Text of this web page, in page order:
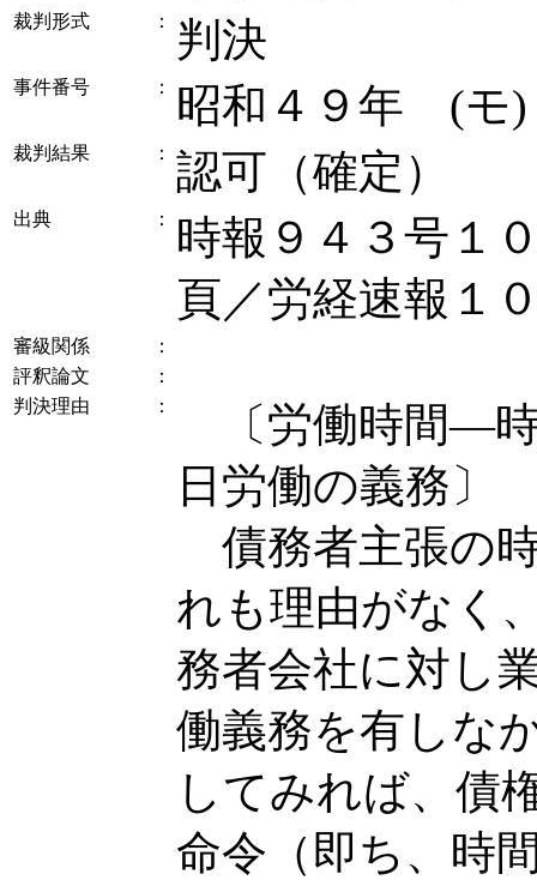
裁判形式 ： 判決
事件番号 ： 昭和４９年 (
裁判結果 ： 認可（確定）
出典 ：
時報９４３号１
頁／労経速報１
審級関係
：
評釈論文
：
判決理由
：
〔労働時間―
日労働の義務〕
債務者主張の
れも理由がなく
務者会社に対し
働義務を有しな
してみれば、債
命令（即ち、時